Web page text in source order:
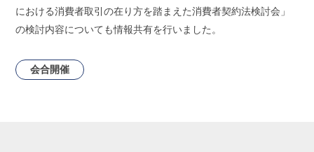
における消費者取引の在り方を踏まえた消費者契約法検討会」
の検討内容についても情報共有を行いました。
会合開催